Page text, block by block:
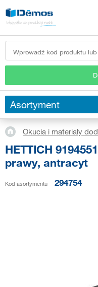
Asortyment
Okucia i materiały
HETTICH
prawy, antracyt
Kod asortymentu 294754